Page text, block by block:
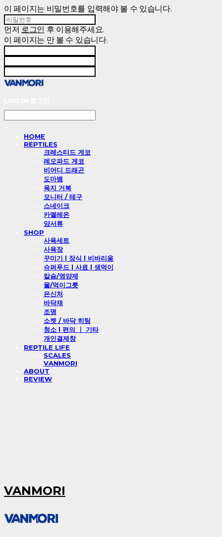
이 페이지는 비밀번호를 입력해야 볼 수 있습니다.
먼저 로그인 후 이용해주세요.
이 페이지는 만 볼 수 있습니다.
HOME
REPTILES
크레스티드 게코
레오파드 게코
비어디 드래곤
도마뱀
육지 거북
모니터 / 테구
스네이크
카멜레온
양서류
SHOP
사육세트
사육장
꾸미기 l 장식 l 비바리움
슈퍼푸드 l 사료 l 생먹이
칼슘/영양제
물/먹이그릇
은신처
바닥재
조명
소켓 / 바닥 히팅
청소 l 편의 ㅣ 기타
개인결제창
REPTILE LIFE
SCALES
VANMORI
ABOUT
REVIEW
VANMORI